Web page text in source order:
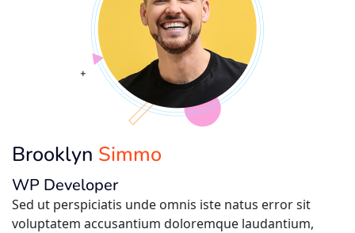
Brooklyn Simmo
WP Developer
Sed ut perspiciatis unde omnis iste natus error sit
voluptatem accusantium doloremque laudantium,